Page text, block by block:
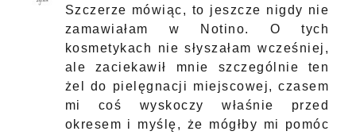
Szczerze mówiąc, to jeszcze nigdy nie
zamawiałam w Notino. O tych
kosmetykach nie słyszałam wcześniej,
ale zaciekawił mnie szczególnie ten
żel do pielęgnacji miejscowej, czasem
mi coś wyskoczy właśnie przed
okresem i myślę, że mógłby mi pomóc